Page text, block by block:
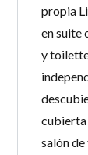
propia
en suite
y
cubierta
salón